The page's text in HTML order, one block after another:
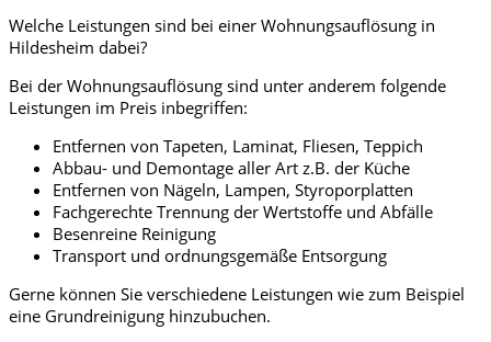
Welche Leistungen sind bei einer Wohnungsauflösung in
Hildesheim dabei?
Bei der Wohnungsauflösung sind unter anderem folgende
Leistungen im Preis inbegriffen:
Entfernen von Tapeten, Laminat, Fliesen, Teppich
Abbau- und Demontage aller Art z.B. der Küche
Entfernen von Nägeln, Lampen, Styroporplatten
Fachgerechte Trennung der Wertstoffe und Abfälle
Besenreine Reinigung
Transport und ordnungsgemäße Entsorgung
Gerne können Sie verschiedene Leistungen wie zum Beispiel
eine Grundreinigung hinzubuchen.